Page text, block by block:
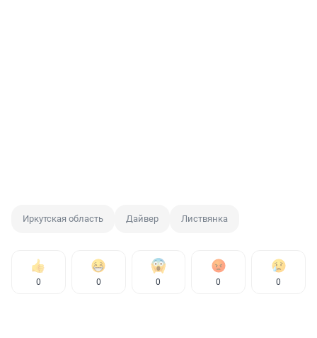
Иркутская область Дайвер Листвянка
0 0 0 0 0